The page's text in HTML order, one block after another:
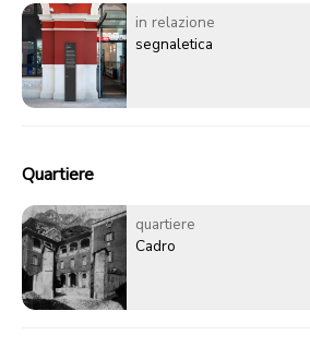
in relazione
segnaletica
Quartiere
quartiere
Cadro